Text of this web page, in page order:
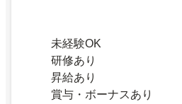
未経験OK
研修あり
昇給あり
賞与・ボーナスあり